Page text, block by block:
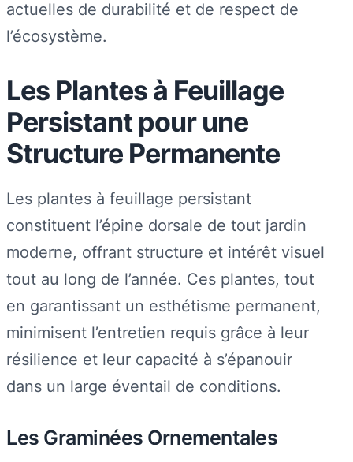
actuelles de durabilité et de respect de
l’écosystème.
Les Plantes à Feuillage
Persistant pour une
Structure Permanente
Les plantes à feuillage persistant
constituent l’épine dorsale de tout jardin
moderne, offrant structure et intérêt visuel
tout au long de l’année. Ces plantes, tout
en garantissant un esthétisme permanent,
minimisent l’entretien requis grâce à leur
résilience et leur capacité à s’épanouir
dans un large éventail de conditions.
Les Graminées Ornementales